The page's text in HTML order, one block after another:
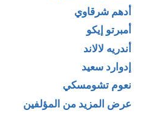
أدهم شرقاوي
أمبرتو إيكو
أندريه لالاند
إدوارد سعيد
نعوم تشومسكي
عرض المزيد من المؤلفين